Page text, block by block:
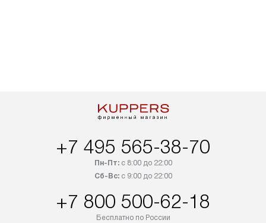
+7 495 565-38-70
Пн-Пт:с 8:00 до 22:00
Сб-Вс:с 9:00 до 22:00
+7 800 500-62-18
Бесплатно по России